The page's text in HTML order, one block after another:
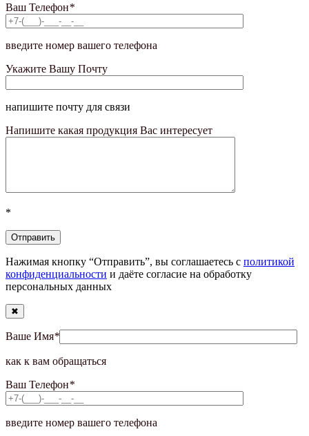
Ваш Телефон*
введите номер вашего телефона
Укажите Вашу Почту
напишите почту для связи
Напишите какая продукция Вас интересует
*
Нажимая кнопку “Отправить”, вы соглашаетесь с политикой
конфиденциальности и даёте согласие на обработку
персональных данных
✖
Ваше Имя*
как к вам обращаться
Ваш Телефон*
введите номер вашего телефона